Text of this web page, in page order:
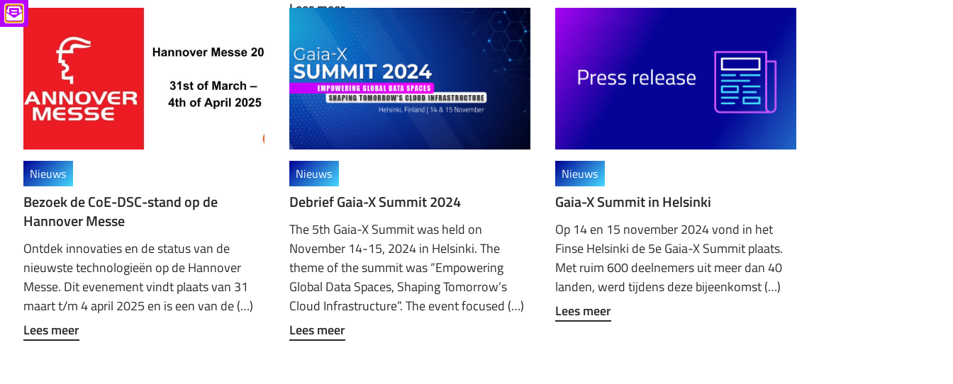
Lees meer
Nieuws
Bezoek de CoE-DSC-stand op de
Hannover Messe
Ontdek innovaties en de status van de
nieuwste technologieën op de Hannover
Messe. Dit evenement vindt plaats van 31
maart t/m 4 april 2025 en is een van de (…)
Lees meer
Nieuws
Debrief Gaia-X Summit 2024
The 5th Gaia-X Summit was held on
November 14-15, 2024 in Helsinki. The
theme of the summit was “Empowering
Global Data Spaces, Shaping Tomorrow’s
Cloud Infrastructure”. The event focused (…)
Lees meer
Nieuws
Gaia-X Summit in Helsinki
Op 14 en 15 november 2024 vond in het
Finse Helsinki de 5e Gaia-X Summit plaats.
Met ruim 600 deelnemers uit meer dan 40
landen, werd tijdens deze bijeenkomst (…)
Lees meer